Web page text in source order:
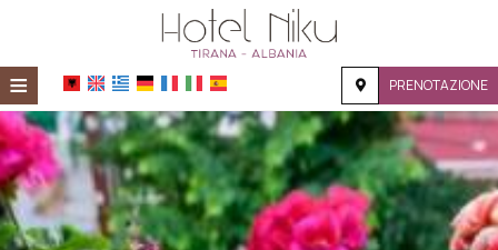
≡ PRENOTAZIONE
HOME
POSIZIONE
ALLOGGIO